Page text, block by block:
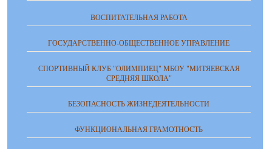
ВОСПИТАТЕЛЬНАЯ РАБОТА
ГОСУДАРСТВЕННО-ОБЩЕСТВЕННОЕ УПРАВЛЕНИЕ
СПОРТИВНЫЙ КЛУБ "ОЛИМПИЕЦ" МБОУ "МИТЯЕВСКАЯ
СРЕДНЯЯ ШКОЛА"
БЕЗОПАСНОСТЬ ЖИЗНЕДЕЯТЕЛЬНОСТИ
ФУНКЦИОНАЛЬНАЯ ГРАМОТНОСТЬ